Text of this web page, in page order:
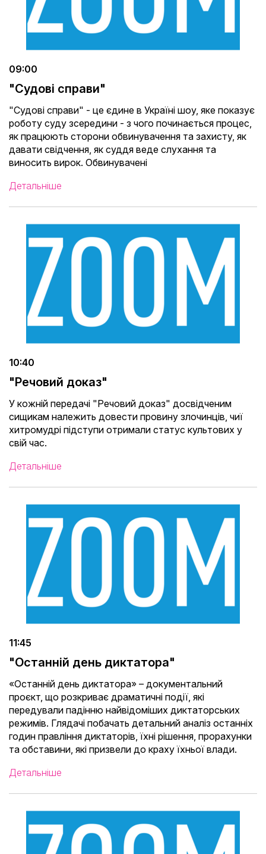
09:00
"Судові справи"
"Судові справи" - це єдине в Україні шоу, яке показує
роботу суду зсередини - з чого починається процес,
як працюють сторони обвинувачення та захисту, як
давати свідчення, як суддя веде слухання та
виносить вирок. Обвинувачені
Детальніше
10:40
"Речовий доказ"
У кожній передачі "Речовий доказ" досвідченим
сищикам належить довести провину злочинців, чиї
хитромудрі підступи отримали статус культових у
свій час.
Детальніше
11:45
"Останній день диктатора"
«Останній день диктатора» – документальний
проєкт, що розкриває драматичні події, які
передували падінню найвідоміших диктаторських
режимів. Глядачі побачать детальний аналіз останніх
годин правління диктаторів, їхні рішення, прорахунки
та обставини, які призвели до краху їхньої влади.
Детальніше